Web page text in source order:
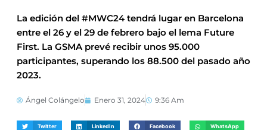
La edición del #MWC24 tendrá lugar en Barcelona
entre el 26 y el 29 de febrero bajo el lema Future
First. La GSMA prevé recibir unos 95.000
participantes, superando los 88.500 del pasado año
2023.
Ángel Colángelo Enero 31, 2024 9:36 Am
Twitter LinkedIn Facebook WhatsApp